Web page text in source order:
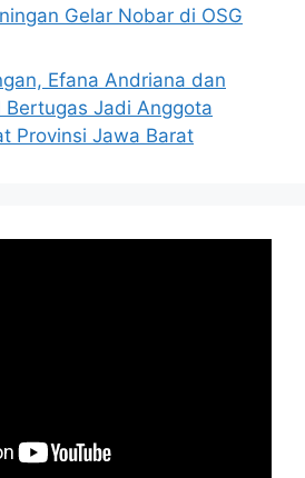
Gelar Nobar di OSG
Efana Andriana dan
Bertugas Jadi Anggota
Provinsi Jawa Barat